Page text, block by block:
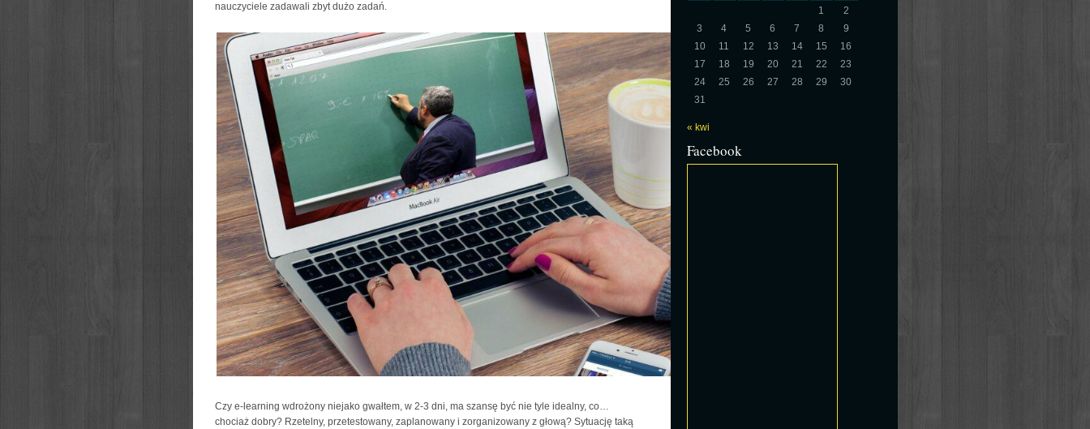
nauczyciele zadawali zbyt dużo zadań.
Czy e-learning wdrożony niejako gwałtem, w 2-3 dni, ma szansę być nie tyle idealny, co…
chociaż dobry? Rzetelny, przetestowany, zaplanowany i zorganizowany z głową? Sytuację taką
1
2
3
4 5 6 7 8
9
10
11 12 13 14 15
16
17
18 19 20 21 22
23
24
25 26 27 28 29
30
31
« kwi
Facebook